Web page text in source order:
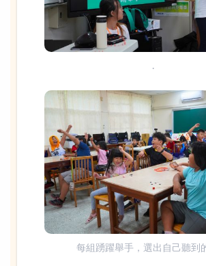
.
每組踴躍舉手，選出自己聽到